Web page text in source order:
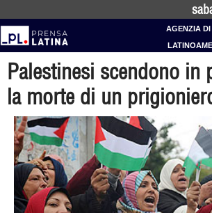
AGENZIA DI
Palestinesi scendono in
la morte di un